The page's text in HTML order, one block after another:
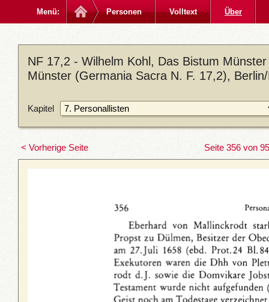
Menü: Personen Volltext Über
NF 17,2 - Wilhelm Kohl, Das Bistum
Münster (Germania Sacra N. F. 17,2),
Kapitel
< Vorherige Seite Seite 356 von